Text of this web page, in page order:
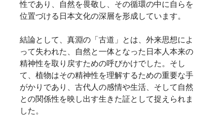
性であり、自然を畏敬し、その循環の中に自らを
位置づける日本文化の深層を形成しています。
結論として、真淵の「古道」とは、外来思想によ
って失われた、自然と一体となった日本人本来の
精神性を取り戻すための呼びかけでした。そし
て、植物はその精神性を理解するための重要な手
がかりであり、古代人の感情や生活、そして自然
との関係性を映し出す生きた証として捉えられま
した。